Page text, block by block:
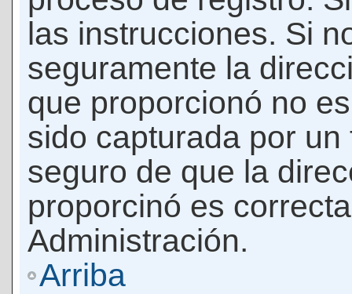
las instrucciones. Si
seguramente la
que proporcionó no
sido capturada por
seguro de que la
proporcinó es
Administración.
Arriba